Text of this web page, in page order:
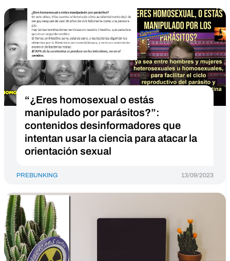
“¿Eres homosexual o estás
manipulado por parásitos?”:
contenidos desinformadores que
intentan usar la ciencia para atacar la
orientación sexual
PREBUNKING 13/09/2023